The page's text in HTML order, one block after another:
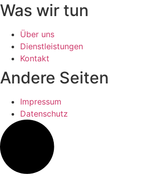
Was wir tun
Über uns
Dienstleistungen
Kontakt
Andere Seiten
Impressum
Datenschutz